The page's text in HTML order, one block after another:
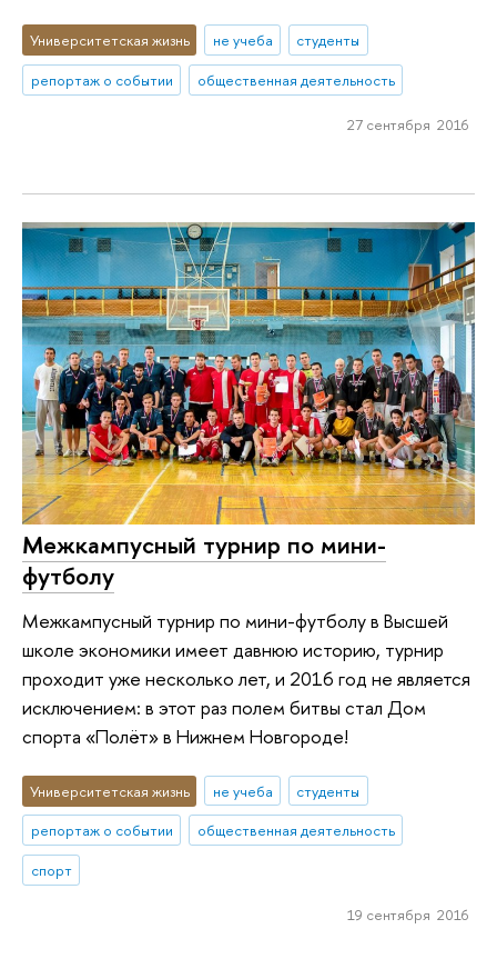
Университетская жизнь не учеба
студенты
репортаж о событии
общественная деятельность
27 сентября 2016
Межкампусный турнир по мини-
футболу
Межкампусный турнир по мини-футболу в Высшей
школе экономики имеет давнюю историю, турнир
проходит уже несколько лет, и 2016 год не является
исключением: в этот раз полем битвы стал Дом
спорта «Полёт» в Нижнем Новгороде!
Университетская жизнь не учеба
студенты
репортаж о событии
общественная деятельность
спорт
19 сентября 2016